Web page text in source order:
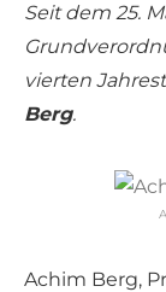
Seit dem 25.
vierten
Berg.
Achim Berg,